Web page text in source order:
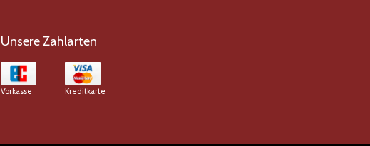
Unsere Zahlarten
Vorkasse Kreditkarte